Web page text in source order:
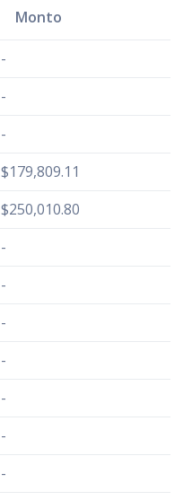
Monto
-
-
-
$179,809.11
$250,010.80
-
-
-
-
-
-
-